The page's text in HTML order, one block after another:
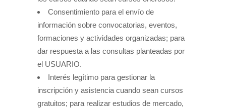
Consentimiento para el envío de
información sobre convocatorias, eventos,
formaciones y actividades organizadas; para
dar respuesta a las consultas planteadas por
el USUARIO.
Interés legítimo para gestionar la
inscripción y asistencia cuando sean cursos
gratuitos; para realizar estudios de mercado,